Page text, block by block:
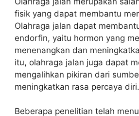
fisik yang dapat membantu
Olahraga jalan dapat
endorfin, yaitu hormon yang
menenangkan dan
itu, olahraga jalan juga dapat
mengalihkan pikiran dari
meningkatkan rasa percaya diri.
Beberapa penelitian telah